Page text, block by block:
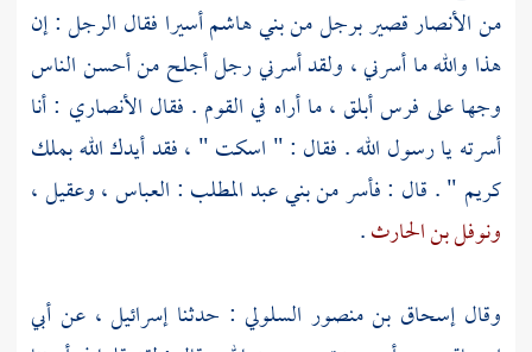
منالأنصارقصير برجل منبني هاشمأسيرا فقال الرجل : إن
هذا والله ما أسرني ، ولقد أسرني رجل أجلح من أحسن الناس
وجها على فرس أبلق ، ما أراه في القوم . فقال الأنصاري : أنا
أسرته يا رسول الله . فقال : " اسكت " ، فقد أيدك الله بملك
كريم " . قال : فأسر منبني عبد المطلب : العباس ،وعقيل ،
ونوفل بن الحارث.
وقالإسحاق بن منصور السلولي : حدثناإسرائيل ،عن أبي